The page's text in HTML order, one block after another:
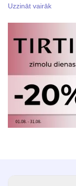
Uzzināt vairāk